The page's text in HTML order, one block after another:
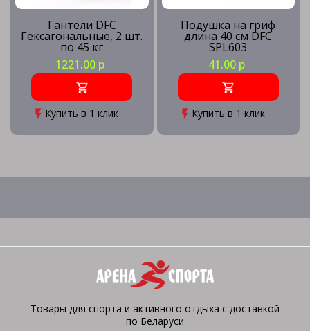
Гантели DFC
Гексагональные, 2 шт.
по 45 кг
1221.00 р
Купить в 1 клик
Подушка на гриф
длина 40 см DFC
SPL603
41.00 р
Купить в 1 клик
Товары для спорта и активного отдыха с доставкой
по Беларуси